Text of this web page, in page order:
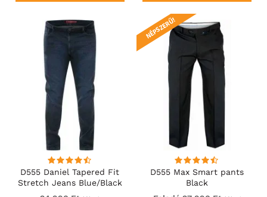
D555 Daniel Tapered Fit
Stretch Jeans Blue/Black
Wash
D555 Max Smart pants
Black
NÉPSZERŰ!